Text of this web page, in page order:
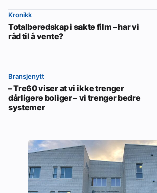
Kronikk
Totalberedskap i sakte film – har vi
råd til å vente?
Bransjenytt
– Tre60 viser at vi ikke trenger
dårligere boliger – vi trenger bedre
systemer